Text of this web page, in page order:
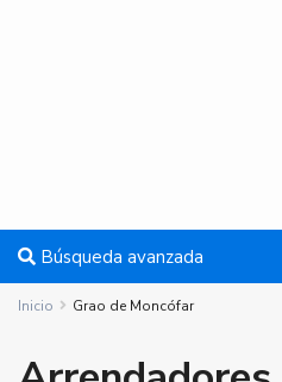
Búsqueda avanzada
Inicio Grao de Moncófar